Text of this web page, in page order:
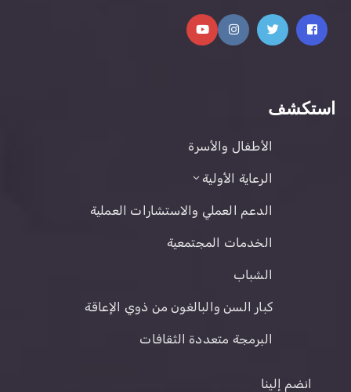
استكشف
الأطفال والأسرة
الرعاية الأولية
الدعم العملي والاستشارات العملية
الخدمات المجتمعية
الشباب
كبار السن والبالغون من ذوي الإعاقة
البرمجة متعددة الثقافات
انضم إلينا